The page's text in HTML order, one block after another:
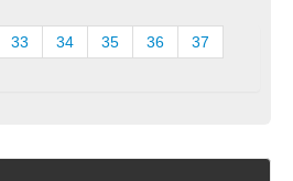
33 34 35 36
37